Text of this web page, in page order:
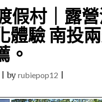
假村｜露
體驗 南投
。
by rubiepop12